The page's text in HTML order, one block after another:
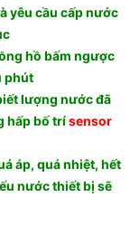
yêu cầu cấp nước
hồ bấm ngược
phút
lượng nước đã
hấp bố trísensor
áp, quá nhiệt, hết
nước thiết bị sẽ